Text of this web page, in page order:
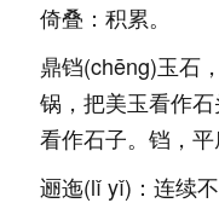
倚叠：积累。
鼎铛(chēng)玉石
锅，把美玉看作
看作石子。铛，平
逦迤(lǐ yǐ)：连续